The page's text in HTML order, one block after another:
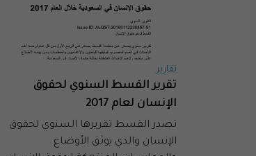
تقارير
تقرير القسط السنوي لحقوق
الإنسان لعام 2017
تصدر القسط تقريرها السنوي لحقوق
الإنسان والذي يوثق الأوضاع